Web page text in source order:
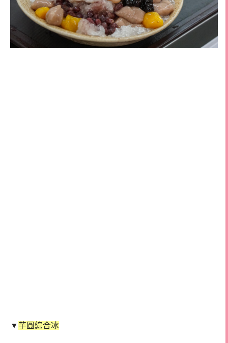
▼芋圓綜合冰